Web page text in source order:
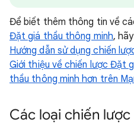
Để biết thêm thông tin về
Đặt giá thầu thông minh,
Hướng dẫn sử dụng chiến
Giới thiệu về chiến lược Đặt
thầu thông minh hơn trên
Các loại chiến